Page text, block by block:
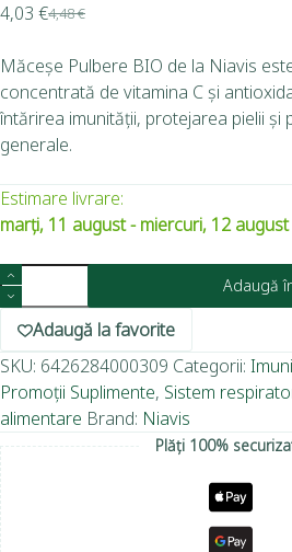
4,48€
4,03 €
Măceșe Pulbere BIO de la Niavis
concentrată de vitamina C și
întărirea imunității, protejarea pielii și
generale.
Estimare livrare:
marți, 11 august - miercuri, 12 august
Adaugă
Adaugă la favorite
SKU: 6426284000309 Categorii:
Promoții Suplimente, Sistem
alimentare Brand: Niavis
Plăți 100%